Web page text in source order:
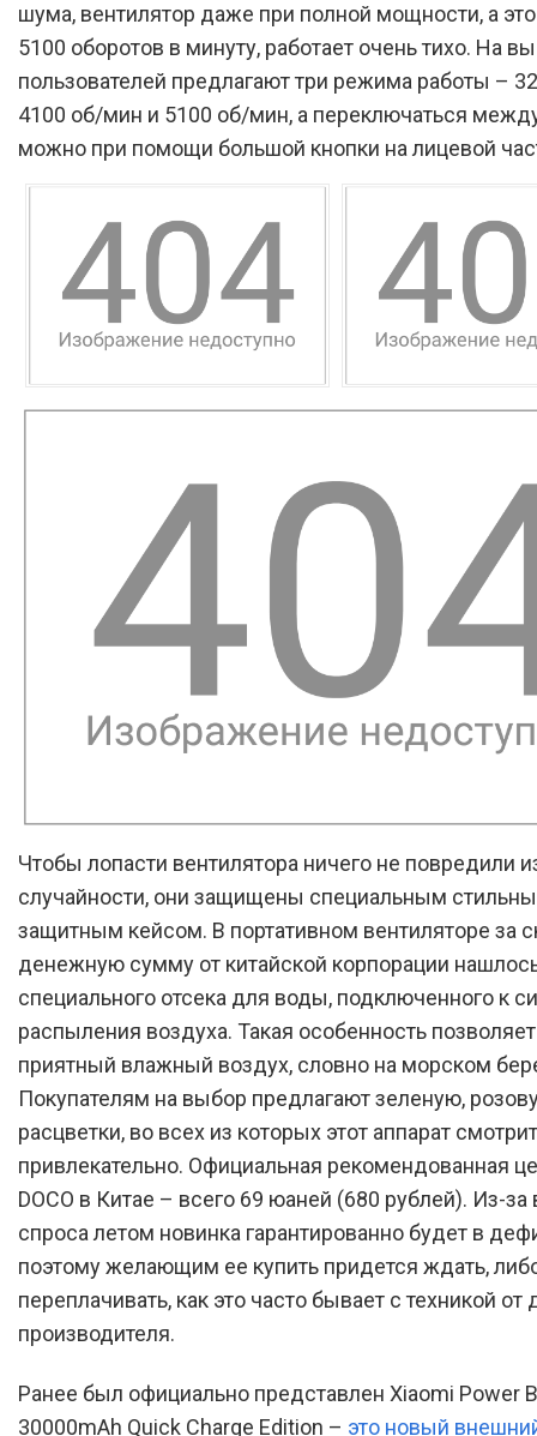
шума, вентилятор даже при полной мощности, а
5100 оборотов в минуту, работает очень тихо. На
пользователей предлагают три режима работы –
4100 об/мин и 5100 об/мин, а переключаться
можно при помощи большой кнопки на лицевой
Чтобы лопасти вентилятора ничего не повредили
случайности, они защищены специальным
защитным кейсом. В портативном вентиляторе за
денежную сумму от китайской корпорации
специального отсека для воды, подключенного к
распыления воздуха. Такая особенность
приятный влажный воздух, словно на морском
Покупателям на выбор предлагают зеленую,
расцветки, во всех из которых этот аппарат
привлекательно. Официальная рекомендованная
DOCO в Китае – всего 69 юаней (680 рублей). Из-за
спроса летом новинка гарантированно будет в
поэтому желающим ее купить придется ждать,
переплачивать, как это часто бывает с техникой от
производителя.
Ранее был официально представлен Xiaomi Power
30000mAh Quick Charge Edition – это новый